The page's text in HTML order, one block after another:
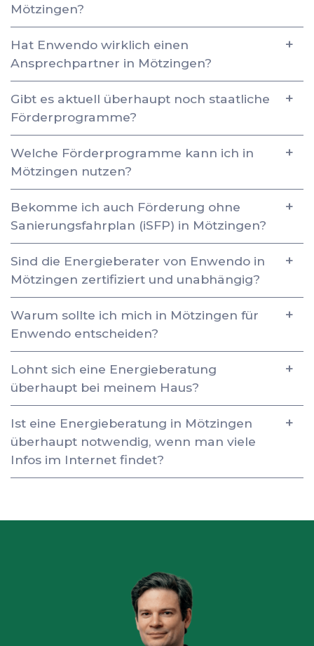
Mötzingen?
Hat Enwendo wirklich einen
Ansprechpartner in Mötzingen?
Gibt es aktuell überhaupt noch staatliche
Förderprogramme?
Welche Förderprogramme kann ich in
Mötzingen nutzen?
Bekomme ich auch Förderung ohne
Sanierungsfahrplan (iSFP) in Mötzingen?
Sind die Energieberater von Enwendo in
Mötzingen zertifiziert und unabhängig?
Warum sollte ich mich in Mötzingen für
Enwendo entscheiden?
Lohnt sich eine Energieberatung
überhaupt bei meinem Haus?
Ist eine Energieberatung in Mötzingen
überhaupt notwendig, wenn man viele
Infos im Internet findet?